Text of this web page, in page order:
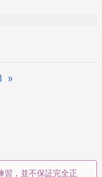
»
習，並不保証完全正